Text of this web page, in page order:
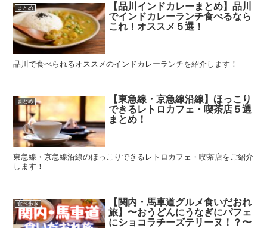
まとめ
【品川インドカレーまとめ】品川
でインドカレーランチ食べるなら
これ！オススメ５選！
品川で食べられるオススメのインドカレーランチを紹介します！
まとめ
【東急線・京急線沿線】ほっこり
できるレトロカフェ・喫茶店５選
まとめ！
東急線・京急線沿線のほっこりできるレトロカフェ・喫茶店をご紹介
します！
食べ歩き
【関内・馬車道グルメ食いだおれ
旅】〜おうどんにうなぎにパフェ
にショコラチーズテリーヌ！？〜